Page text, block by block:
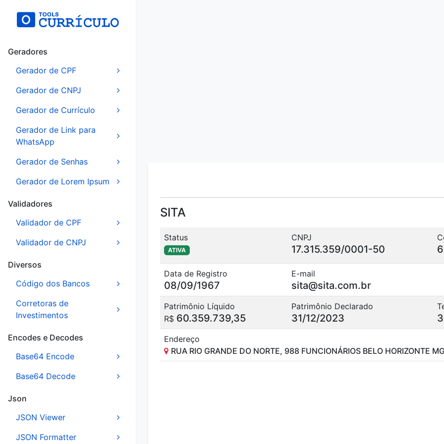
Geradores
Gerador de CPF
Gerador de CNPJ
Gerador de Currículo
Gerador de Link para
WhatsApp
Gerador de Senhas
Gerador de Lorem Ipsum
Validadores
Validador de CPF
Validador de CNPJ
Diversos
Código dos Bancos
Corretoras de
Investimentos
Encodes e Decodes
Base64 Encode
Base64 Decode
Json
JSON Viewer
JSON Formatter
SITA
Status
ATIVA
CNPJ
17.315.359/0001-50
Data de Registro
08/09/1967
E-mail
sita@sita.com.br
Patrimônio Líquido
R$ 60.359.739,35
Patrimônio Declarado
31/12/2023
Endereço
RUA RIO GRANDE DO NORTE, 988 FUNCIONÁRIOS BELO HORIZONTE MG